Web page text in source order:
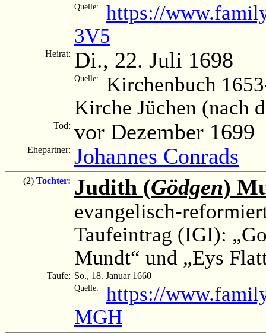
Quelle:
https://
3V5
Heirat: Di., 22. Juli 1698
Quelle:
Kirchenbuch
Kirche Jüchen (nach
Tod: vor Dezember 1699
Ehepartner: Johannes Conrads
(2) Tochter: Judith (Gödgen)
evangelisch-
Taufeintrag (IGI):
Mundt“ und „Eys
Taufe: So., 18. Januar 1660
Quelle:
https://
MGH